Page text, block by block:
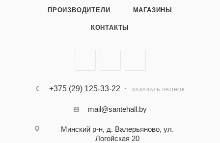
ПРОИЗВОДИТЕЛИ МАГАЗИНЫ
КОНТАКТЫ
+375 (29) 125-33-22 ЗАКАЗАТЬ ЗВОНОК
mail@santehall.by
Минский р-н, д. Валерьяново, ул.
Логойская 20